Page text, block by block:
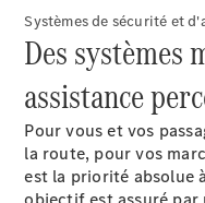
Fourgon
eVito
Tourer
Électrique
Mercedes-
Benz Store
eCitan
Systèmes de sécurité et
Des systèmes
assistance
Pour vous et vos
la route, pour vos
est la priorité absolue